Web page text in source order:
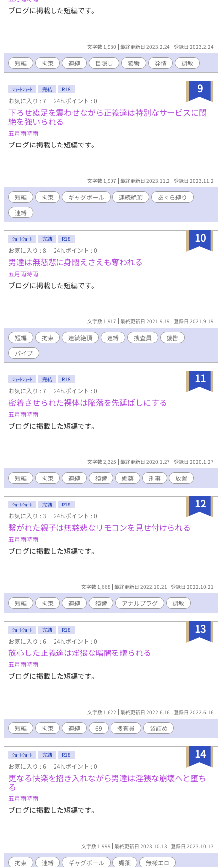
ブログに掲載した短編です。
文字数 1,980 最終更新日 2023.2.24 登録日 2023.2.24
短編 拘束 連縛 目隠し 猿轡 発情 調教
9
ｼｮｰﾄｼｮｰﾄ 完結 R18
お気に入り : 7 24h.ポイント : 0
下ろせぬ足を震わせながら正義達は特別なサービスに悶
絶を強いられる
五月雨時雨
ブログに掲載した短編です。
文字数 1,907 最終更新日 2023.11.2 登録日 2023.11.2
短編 拘束 ギャグボール 連続絶頂
あぐら縛り
連縛
10
ｼｮｰﾄｼｮｰﾄ 完結 R18
お気に入り : 8 24h.ポイント : 0
男達は無慈悲に身悶えさえも奪われる
五月雨時雨
ブログに掲載した短編です。
文字数 1,917 最終更新日 2021.9.19 登録日 2021.9.19
短編 拘束 連続絶頂 連縛 捜査員
猿轡
バイブ
11
ｼｮｰﾄｼｮｰﾄ 完結 R18
お気に入り : 7 24h.ポイント : 0
密着させられた裸体は陥落を先延ばしにする
五月雨時雨
ブログに掲載した短編です。
文字数 2,325 最終更新日 2020.1.27 登録日 2020.1.27
短編 拘束 連縛 猿轡 媚薬 刑事 放置
12
ｼｮｰﾄｼｮｰﾄ 完結 R18
お気に入り : 3 24h.ポイント : 0
繋がれた親子は無慈悲なリモコンを見せ付けられる
五月雨時雨
ブログに掲載した短編です。
文字数 1,668 最終更新日 2022.10.21 登録日 2022.10.21
短編 拘束 連縛 猿轡 アナルプラグ 調教
13
ｼｮｰﾄｼｮｰﾄ 完結 R18
お気に入り : 6 24h.ポイント : 0
放心した正義達は淫猥な暗闇を贈られる
五月雨時雨
ブログに掲載した短編です。
文字数 1,622 最終更新日 2022.6.16 登録日 2022.6.16
短編 拘束 連縛 69 捜査員 袋詰め
14
ｼｮｰﾄｼｮｰﾄ 完結 R18
お気に入り : 6 24h.ポイント : 0
更なる快楽を招き入れながら男達は淫猥な崩壊へと堕ち
る
五月雨時雨
ブログに掲載した短編です。
文字数 1,999 最終更新日 2023.10.13 登録日 2023.10.13
拘束 連縛 ギャグボール 媚薬
無様エロ